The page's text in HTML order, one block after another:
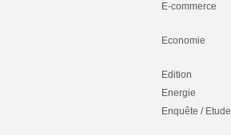
E-commerce
Economie
Edition
Energie
Enquête / Etude